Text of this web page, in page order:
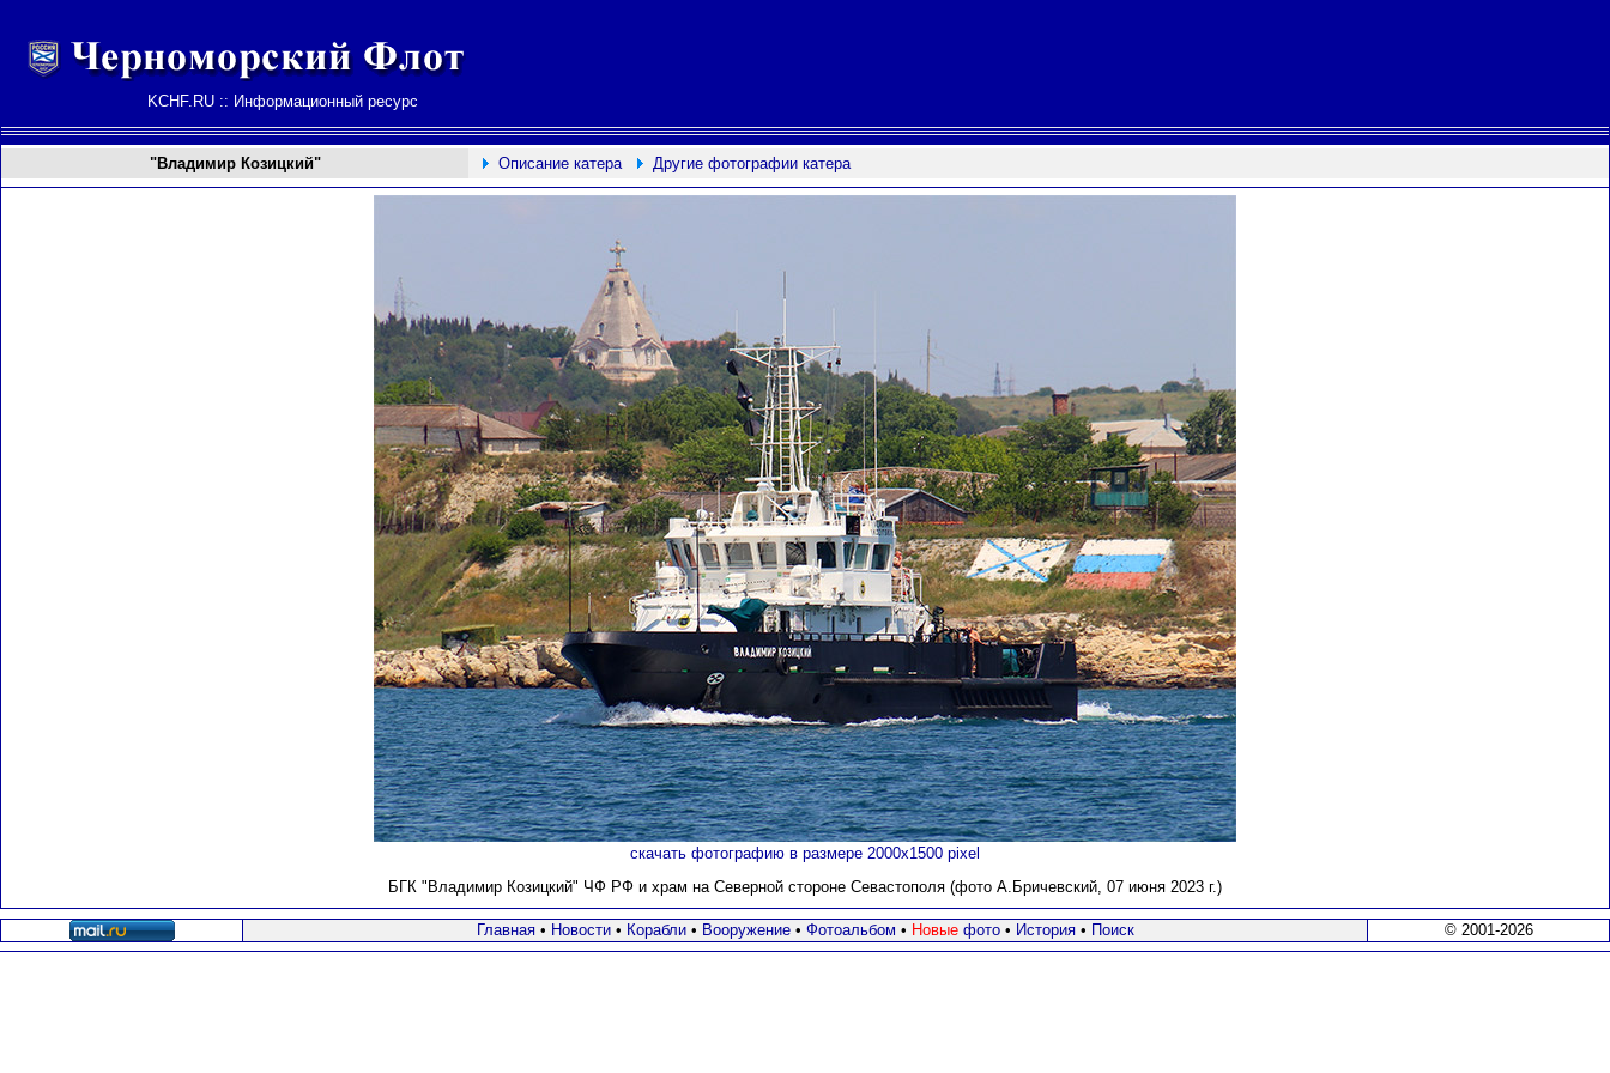
KCHF.RU :: Информационный ресурс
"Владимир Козицкий" Описание катера Другие фотографии катера
скачать фотографию в размере 2000х1500 pixel
БГК "Владимир Козицкий" ЧФ РФ и храм на Северной стороне Севастополя (фото А.Бричевский, 07 июня 2023 г.)
Главная• Новости• Корабли• Вооружение • Фотоальбом • Новыефото • История• Поиск © 2001-2026